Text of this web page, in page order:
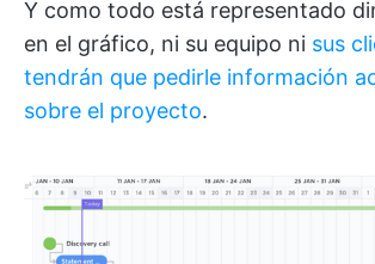
Y como todo está representado
en el gráfico, ni su equipo ni sus
tendrán que pedirle información
sobre el proyecto.